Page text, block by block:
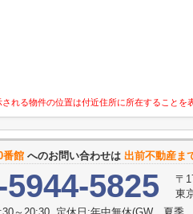
れる物件の位置は付近住所に所在することを
番館 へのお問い合わせは 出前不動産ま
5825
〒
東